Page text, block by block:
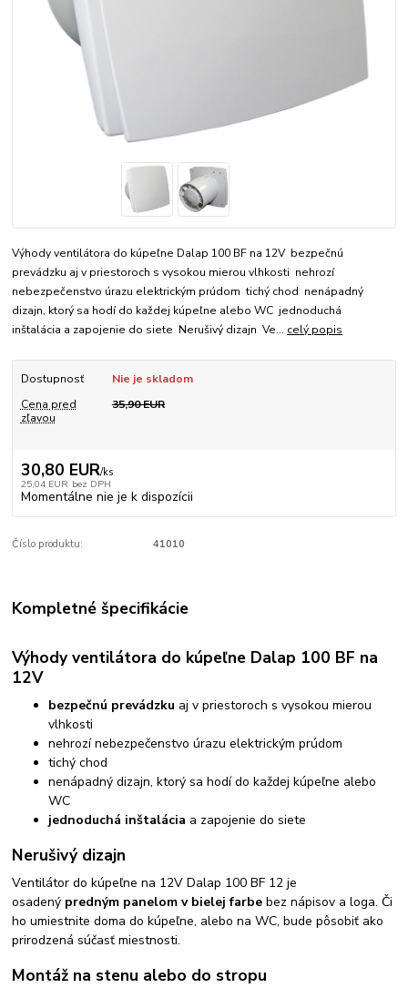
Výhody ventilátora do kúpeľne Dalap 100 BF na 12V bezpečnú
prevádzku aj v priestoroch s vysokou mierou vlhkosti nehrozí
nebezpečenstvo úrazu elektrickým prúdom tichý chod nenápadný
dizajn, ktorý sa hodí do každej kúpeľne alebo WC jednoduchá
inštalácia a zapojenie do siete Nerušivý dizajn Ve... celý popis
Dostupnosť
Nie je skladom
Cena pred
zľavou
35,90 EUR
30,80 EUR/ks
25,04 EUR bez DPH
Momentálne nie je k dispozícii
Číslo produktu: 41010
Kompletné špecifikácie
Výhody ventilátora do kúpeľne Dalap 100 BF na
12V
bezpečnú prevádzku aj v priestoroch s vysokou mierou
vlhkosti
nehrozí nebezpečenstvo úrazu elektrickým prúdom
tichý chod
nenápadný dizajn, ktorý sa hodí do každej kúpeľne alebo
WC
jednoduchá inštalácia a zapojenie do siete
Nerušivý dizajn
Ventilátor do kúpeľne na 12V Dalap 100 BF 12 je
osadený predným panelom v bielej farbe bez nápisov a loga. Či
ho umiestnite doma do kúpeľne, alebo na WC, bude pôsobiť ako
prirodzená súčasť miestnosti.
Montáž na stenu alebo do stropu